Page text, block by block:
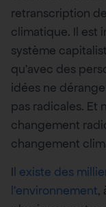
retranscription
climatique. Il est
système
qu’avec des
idées ne
pas radicales. Et
changement
changement
Il existe des
l’environnement,